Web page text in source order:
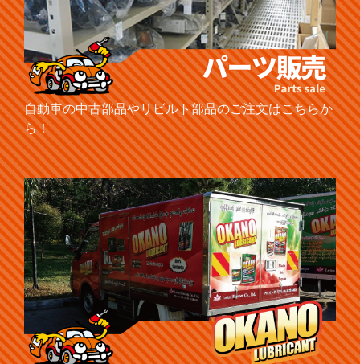
自動車の中古部品やリビルト部品のご注文はこちらか
ら！